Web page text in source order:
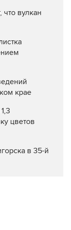
вулкан
крае
цветов
в 35-й